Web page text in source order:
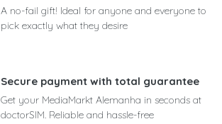
A no-fail gift! Ideal for anyone and everyone to
pick exactly what they desire
Secure payment with total guarantee
Get your MediaMarkt Alemanha in seconds at
doctorSIM. Reliable and hassle-free